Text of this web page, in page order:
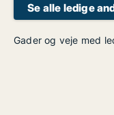
Se alle ledige
Gader og veje med